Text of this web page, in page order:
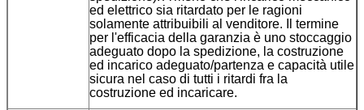
ed elettrico sia ritardato per le ragioni
solamente attribuibili al venditore. Il termine
per l'efficacia della garanzia è uno stoccaggio
adeguato dopo la spedizione, la costruzione
ed incarico adeguato/partenza e capacità utile
sicura nel caso di tutti i ritardi fra la
costruzione ed incaricare.